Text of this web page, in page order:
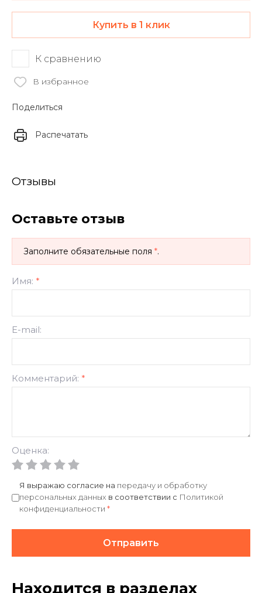
Купить в 1 клик
К сравнению
В избранное
Поделиться
Распечатать
Отзывы
Оставьте отзыв
Заполните обязательные поля *.
Имя: *
E-mail:
Комментарий: *
Оценка:
Я выражаю согласие на передачу и обработку
персональных данных в соответствии с Политикой
конфиденциальности *
Отправить
Находится в разделах